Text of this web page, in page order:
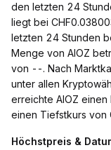
den letzten 24
liegt bei
letzten 24 Stunden
Menge von AIOZ
von --. Nach
unter allen
erreichte AIOZ
einen Tiefstkurs von
Höchstpreis &